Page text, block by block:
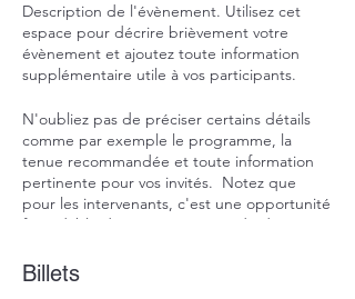
Description de l'évènement. Utilisez cet
espace pour décrire brièvement votre
évènement et ajoutez toute information
supplémentaire utile à vos participants.
N'oubliez pas de préciser certains détails
comme par exemple le programme, la
tenue recommandée et toute information
pertinente pour vos invités. Notez que
pour les intervenants, c'est une opportunité
formidable de se présenter et de donner
question. Si votre évènement s'adresse à un
public particulier, écrivez-le ici.
Billets